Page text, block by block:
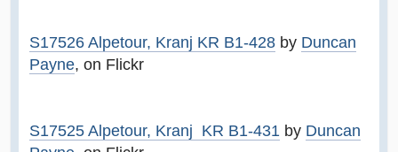
S17526 Alpetour, Kranj KR B1-428 by Duncan
Payne, on Flickr
S17525 Alpetour, Kranj KR B1-431 by Duncan